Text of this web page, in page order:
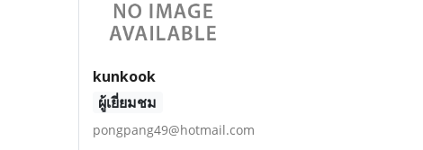
kunkook
ผู้เยี่ยมชม
pongpang49@hotmail.com